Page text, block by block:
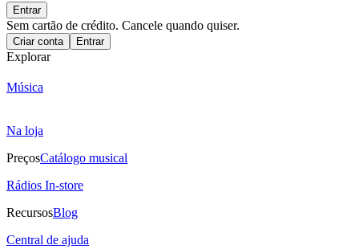
Entrar
Sem cartão de crédito. Cancele quando quiser.
Criar conta Entrar
Explorar
Música
Na loja
PreçosCatálogo musical
Rádios In-store
RecursosBlog
Central de ajuda